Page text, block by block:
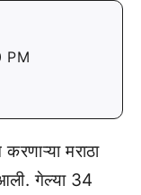
PM
मराठा
गेल्या 34